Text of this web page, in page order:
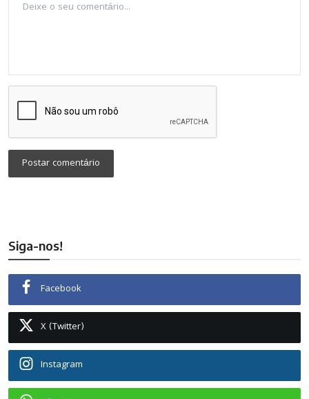
Postar comentário
Siga-nos!
Facebook
X (Twitter)
Instagram